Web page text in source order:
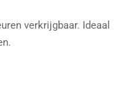
verkrijgbaar. Ideaal